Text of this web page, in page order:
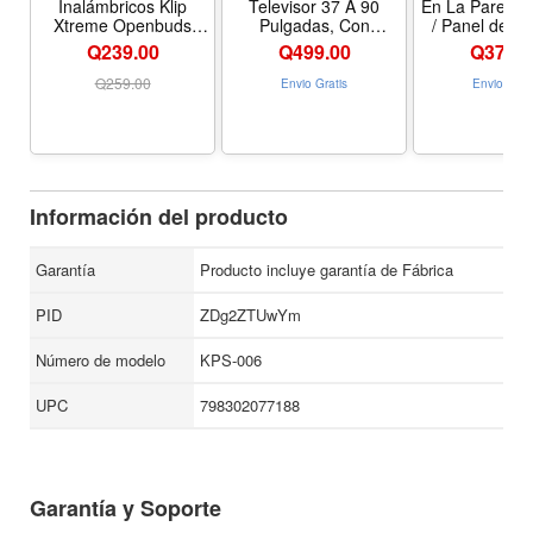
Inalámbricos Klip
Xtreme Openbuds
KOE-250BK,
Resistentes Al Agua,
Color Negro
Q239.00
Q259.00
Televisor 37 A 90
Pulgadas, Con
Inclinación, Capacidad
60Kg, Klip Xtreme
Q499.00
Envio Gratis
En La Pared
/ Panel de
Acero de
Q
Envio
Información del producto
Garantía
Producto incluye garantía de Fábrica
PID
ZDg2ZTUwYm
Número de modelo
KPS-006
UPC
798302077188
Garantía y Soporte